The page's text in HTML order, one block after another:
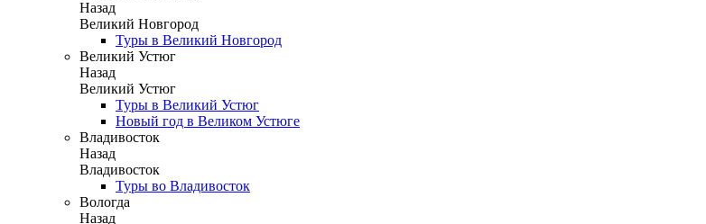
Назад
Великий Новгород
Туры в Великий Новгород
Великий Устюг
Назад
Великий Устюг
Туры в Великий Устюг
Новый год в Великом Устюге
Владивосток
Назад
Владивосток
Туры во Владивосток
Вологда
Назад